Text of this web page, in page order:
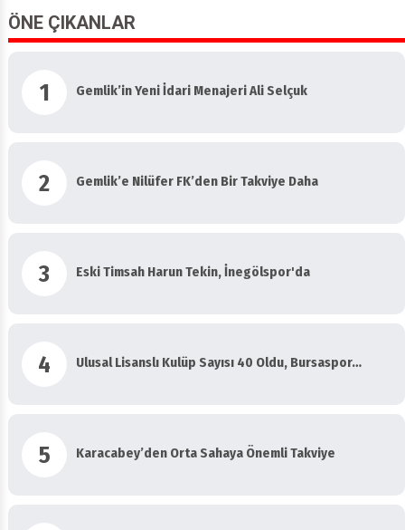
ÖNE ÇIKANLAR
1 Gemlik’in Yeni İdari Menajeri Ali Selçuk
2 Gemlik’e Nilüfer FK’den Bir Takviye Daha
3 Eski Timsah Harun Tekin, İnegölspor'da
4 Ulusal Lisanslı Kulüp Sayısı 40 Oldu, Bursaspor…
5 Karacabey’den Orta Sahaya Önemli Takviye